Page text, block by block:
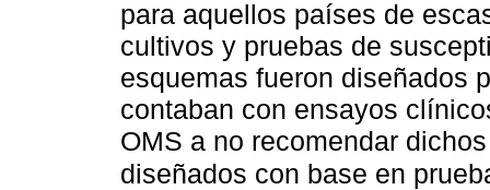
para aquellos países de
cultivos y pruebas de
esquemas fueron diseñados
contaban con ensayos
OMS a no recomendar
diseñados con base en